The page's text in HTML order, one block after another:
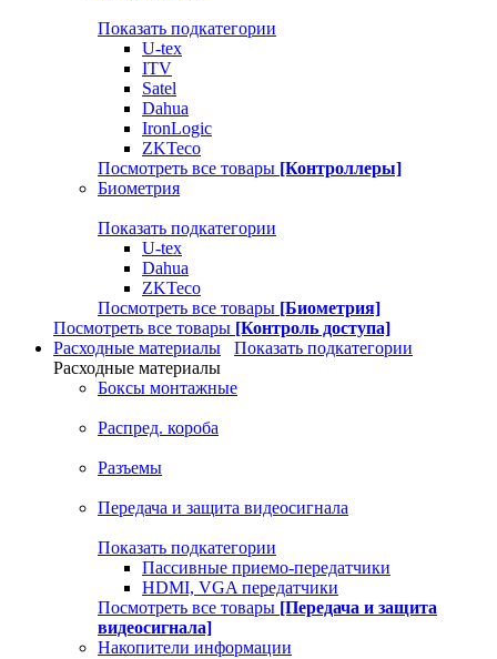
Показать подкатегории
U-tex
ITV
Satel
Dahua
IronLogic
ZKTeco
Посмотреть все товары [Контроллеры]
Биометрия
Показать подкатегории
U-tex
Dahua
ZKTeco
Посмотреть все товары [Биометрия]
Посмотреть все товары [Контроль доступа]
Расходные материалы
Показать подкатегории
Расходные материалы
Боксы монтажные
Распред. короба
Разъемы
Передача и защита видеосигнала
Показать подкатегории
Пассивные приемо-передатчики
HDMI, VGA передатчики
Посмотреть все товары [Передача и защита
видеосигнала]
Накопители информации